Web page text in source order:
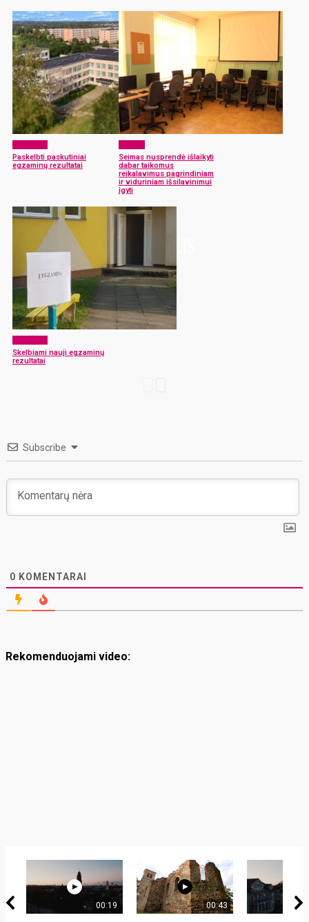
Paskelbti paskutiniai
egzaminų rezultatai
Seimas nusprendė išlaikyti
dabar taikomus
reikalavimus pagrindiniam
ir viduriniam išsilavinimui
įgyti
Skelbiami nauji egzaminų
rezultatai
Subscribe
0 KOMENTARAI
Rekomenduojami video:
00:19 00:43